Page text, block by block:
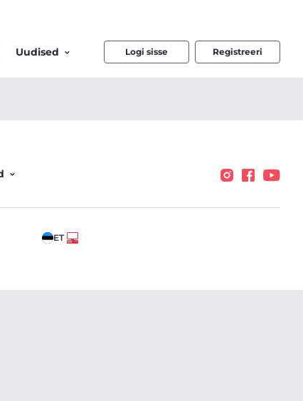
Uudised Logi sisse Registreeri
ET